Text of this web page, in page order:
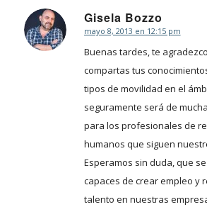
Gisela Bozzo
Dice:
mayo 8, 2013 en 12:15 pm
Buenas tardes, te
compartas tus
tipos de movilidad en el
seguramente será de
para los profesionales de
humanos que siguen
Esperamos sin duda, que
capaces de crear empleo y
talento en nuestras